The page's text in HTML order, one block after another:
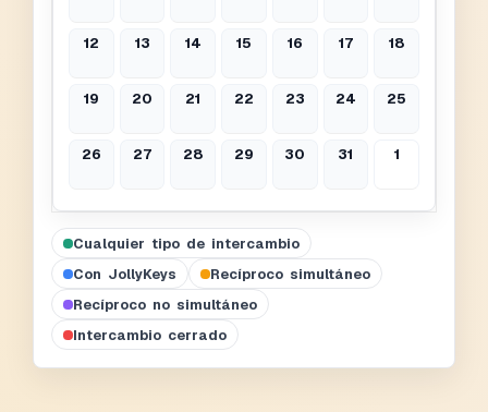
12 13 14 15 16 17 18
19 20 21 22 23 24 25
26 27 28 29 30 31 1
Cualquier tipo de intercambio
Con JollyKeys
Recíproco simultáneo
Recíproco no simultáneo
Intercambio cerrado